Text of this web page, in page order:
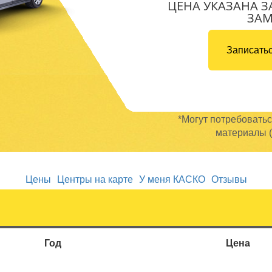
ЦЕНА УКАЗАНА
*Могут
материалы
Цены Центры на карте У меня КАСКО Отзывы
Год Цена